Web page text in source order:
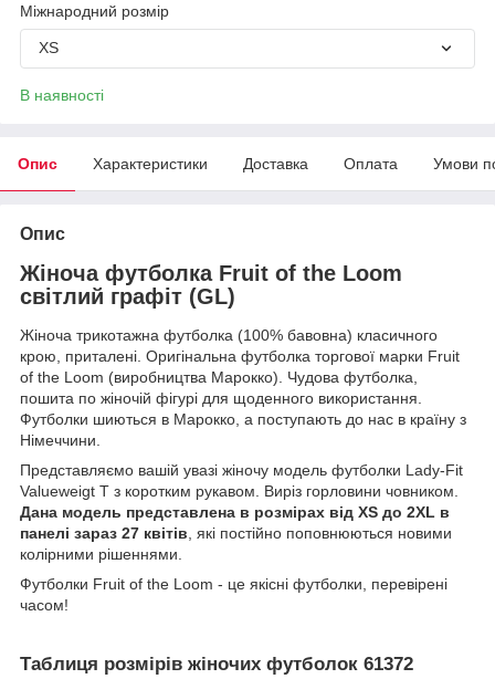
Міжнародний розмір
XS
В наявності
Опис Характеристики Доставка Оплата Умови
Опис
Жіноча футболка Fruit of the Loom
світлий графіт (GL)
Жіноча трикотажна футболка (100% бавовна) класичного
крою, приталені. Оригінальна футболка торгової марки Fruit
of the Loom (виробництва Марокко). Чудова футболка,
пошита по жіночій фігурі для щоденного використання.
Футболки шиються в Марокко, а поступають до нас в країну з
Німеччини.
Представляємо вашій увазі жіночу модель футболки Lady-Fit
Valueweigt T з коротким рукавом. Виріз горловини човником.
Дана модель представлена в розмірах від XS до 2XL в
панелі зараз 27 квітів, які постійно поповнюються новими
колірними рішеннями.
Футболки Fruit of the Loom - це якісні футболки, перевірені
часом!
Таблиця розмірів жіночих футболок 61372